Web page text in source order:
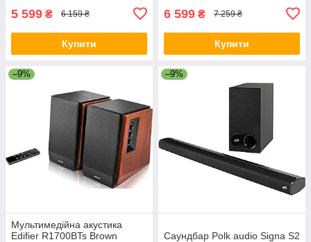
5 599 ₴ 6 159 ₴
Купити
6 599 ₴ 7 259 ₴
Купити
–9%
Мультимедійна акустика
Edifier R1700BTs Brown
–9%
Саундбар Polk audio Signa S2